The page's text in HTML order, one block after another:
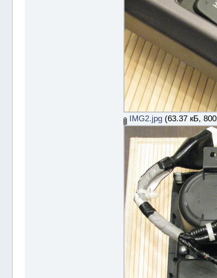
IMG2.jpg (63.37 кБ,